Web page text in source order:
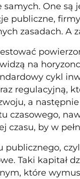
One
publiczne,
zasadach. A
na
cykl
regulacyjną,
a
czasowego,
by w
publicznego,
Taki kapitał
które